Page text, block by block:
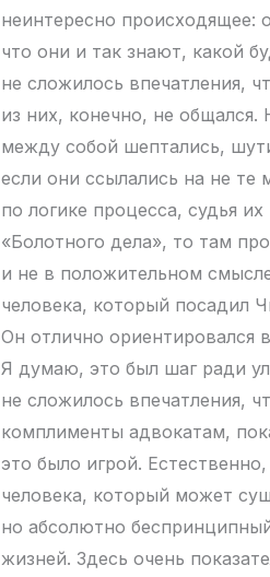
неинтересно происходящее:
что они и так знают, какой
не сложилось впечатления,
из них, конечно, не общался.
между собой шептались,
если они ссылались на не
по логике процесса, судья
«Болотного дела», то там
и не в положительном
человека, который посадил
Он отлично ориентировался
Я думаю, это был шаг ради
не сложилось впечатления,
комплименты адвокатам,
это было игрой.
человека, который может
но абсолютно
жизней. Здесь очень